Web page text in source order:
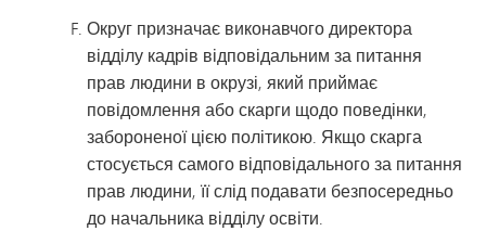
Округ призначає виконавчого директора
відділу кадрів відповідальним за питання
прав людини в окрузі, який приймає
повідомлення або скарги щодо поведінки,
забороненої цією політикою. Якщо скарга
стосується самого відповідального за питання
прав людини, її слід подавати безпосередньо
до начальника відділу освіти.